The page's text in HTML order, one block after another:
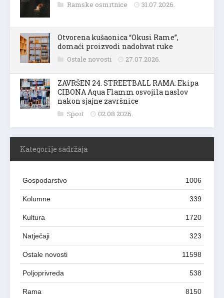
Ramske osmrtnice 31.07.2026.
Otvorena kušaonica “Okusi Rame”,
domaći proizvodi nadohvat ruke
Ostale novosti 27.07.2026.
ZAVRŠEN 24. STREETBALL RAMA: Ekipa
CIBONA Aqua Flamm osvojila naslov
nakon sjajne završnice
Sport 02.08.2026.
Kategorije sadržaja
Gospodarstvo 1006
Kolumne 339
Kultura 1720
Natječaji 323
Ostale novosti 11598
Poljoprivreda 538
Rama 8150